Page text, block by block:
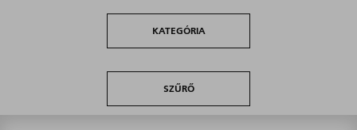
KATEGÓRIA
SZŰRŐ